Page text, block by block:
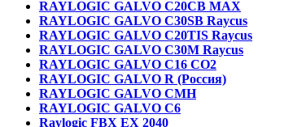
RAYLOGIC GALVO С20CB MAX
RAYLOGIC GALVO С30SB Raycus
RAYLOGIC GALVO C20TIS Raycus
RAYLOGIC GALVO С30M Raycus
RAYLOGIC GALVO С16 CO2
RAYLOGIC GALVO R (Россия)
RAYLOGIC GALVO CMH
RAYLOGIC GALVO С6
Raylogic FBX EX 2040